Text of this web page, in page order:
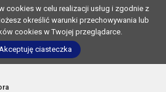
cookies w celu realizacji usług i zgodnie z
określić warunki przechowywania lub
cookies w Twojej przeglądarce.
ciasteczka